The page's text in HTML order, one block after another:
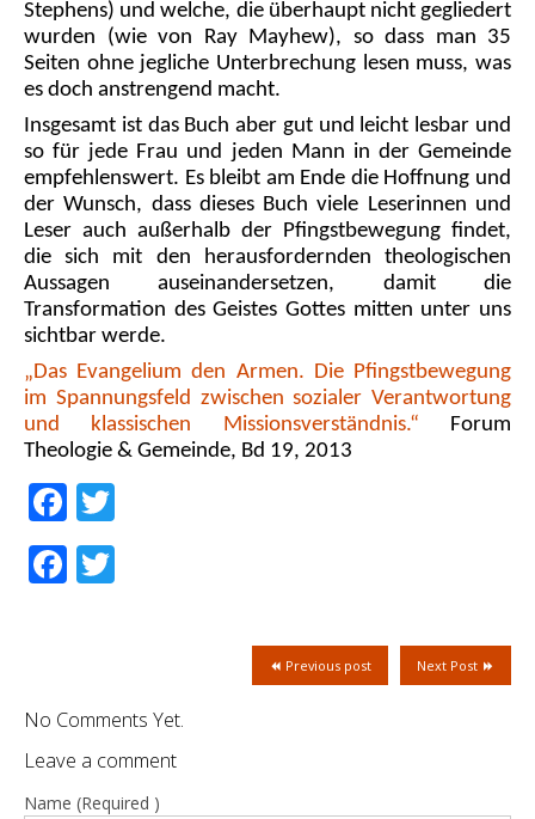
Stephens) und welche, die überhaupt nicht gegliedert
wurden (wie von Ray Mayhew), so dass man 35
Seiten ohne jegliche Unterbrechung lesen muss, was
es doch anstrengend macht.
Insgesamt ist das Buch aber gut und leicht lesbar und
so für jede Frau und jeden Mann in der Gemeinde
empfehlenswert. Es bleibt am Ende die Hoffnung und
der Wunsch, dass dieses Buch viele Leserinnen und
Leser auch außerhalb der Pfingstbewegung findet,
die sich mit den herausfordernden theologischen
Aussagen auseinandersetzen, damit die
Transformation des Geistes Gottes mitten unter uns
sichtbar werde.
„Das Evangelium den Armen. Die Pfingstbewegung
im Spannungsfeld zwischen sozialer Verantwortung
und klassischen Missionsverständnis.“ Forum
Theologie & Gemeinde, Bd 19, 2013
Facebook
Facebook
Next Post
Previous post
No Comments Yet.
Leave a comment
Name (Required )